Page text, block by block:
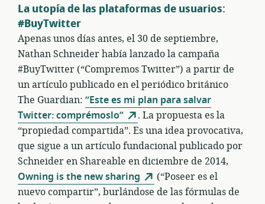
La utopía de las plataformas de usuarios:
#BuyTwitter
Apenas unos días antes, el 30 de septiembre,
Nathan Schneider había lanzado la campaña
#BuyTwitter (“Compremos Twitter”) a partir de
un artículo publicado en el periódico británico
The Guardian: “Este es mi plan para salvar
Twitter: comprémoslo”
. La propuesta es la
“propiedad compartida”. Es una idea provocativa,
que sigue a un artículo fundacional publicado por
Schneider en Shareable en diciembre de 2014,
Owning is the new sharing
(“Poseer es el
nuevo compartir”, burlándose de las fórmulas de